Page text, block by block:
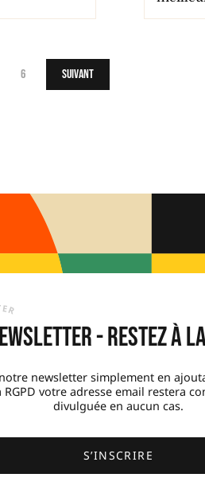
6 Suivant
- Restez à
newsletter simplement en
RGPD votre adresse email restera
divulguée en aucun cas.
S’INSCRIRE